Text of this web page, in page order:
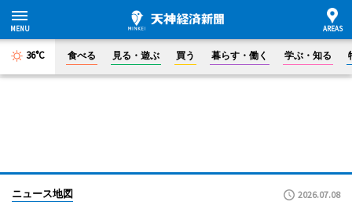
36°C 食べる 見る・遊ぶ 買う 暮らす・働く 学ぶ・知る
ニュース地図 2026.07.08